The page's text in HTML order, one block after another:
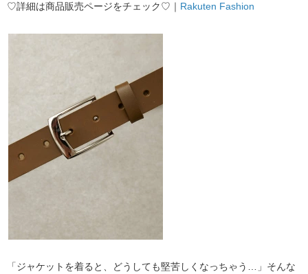
♡詳細は商品販売ページをチェック♡｜ Rakuten Fashion
「ジャケットを着ると、どうしても堅苦しくなっちゃう…」そんな